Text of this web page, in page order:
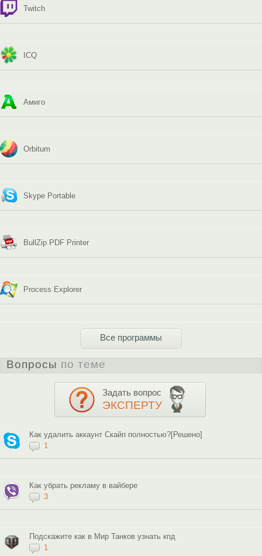
Twitch
ICQ
Амиго
Orbitum
Skype Portable
BullZip PDF Printer
Process Explorer
Все программы
Вопросы по теме
Задать вопрос
ЭКСПЕРТУ
Как удалить аккаунт Скайп полностью?[Решено]
1
Как убрать рекламу в вайбере
3
Подскажите как в Мир Танков узнать кпд
1